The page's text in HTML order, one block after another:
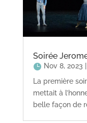
Soirée
Nov 8, 2023
La première
mettait à
belle façon de